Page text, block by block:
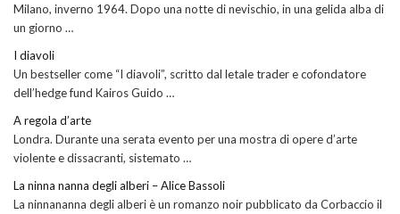
Milano, inverno 1964. Dopo una notte di nevischio, in una gelida alba di
un giorno …
I diavoli
Un bestseller come “I diavoli”, scritto dal letale trader e cofondatore
dell’hedge fund Kairos Guido …
A regola d’arte
Londra. Durante una serata evento per una mostra di opere d’arte
violente e dissacranti, sistemato …
La ninna nanna degli alberi – Alice Bassoli
La ninnananna degli alberi è un romanzo noir pubblicato da Corbaccio il